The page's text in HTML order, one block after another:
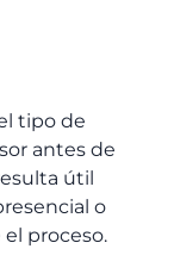
tipo de
antes de
útil
o
proceso.